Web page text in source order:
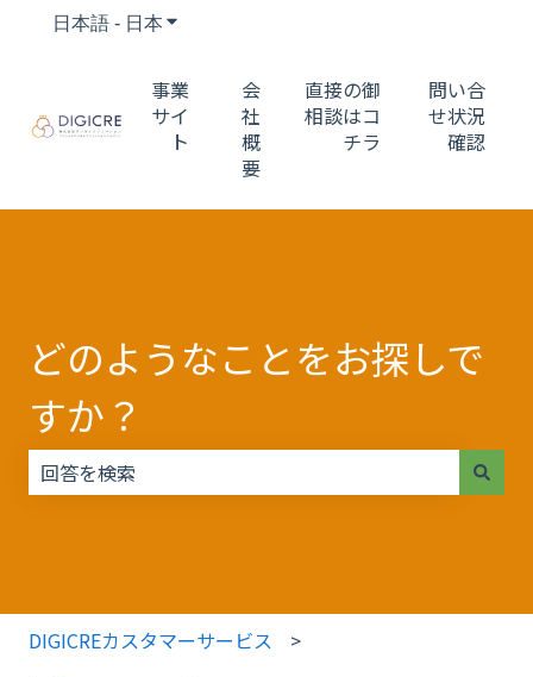
日本語 - 日本 翻訳のサブメニューを表示
事業
サイ
ト
会
社
概
要
直接の御
相談はコ
チラ
問い合
せ状況
確認
どのようなことをお探しで
すか？
DIGICREカスタマーサービス